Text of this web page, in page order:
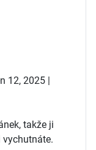
12, 2025 |
takže ji
vychutnáte.